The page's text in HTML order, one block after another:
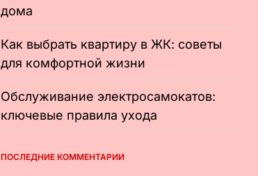
дома
Как выбрать квартиру в ЖК: советы
для комфортной жизни
Обслуживание электросамокатов:
ключевые правила ухода
ПОСЛЕДНИЕ КОММЕНТАРИИ